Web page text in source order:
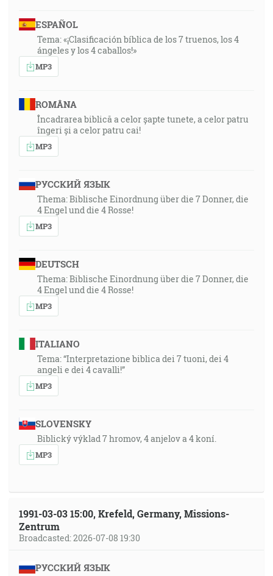
ESPAÑOL
Tema: «¡Clasificación bíblica de los 7 truenos, los 4
ángeles y los 4 caballos!»
MP3
ROMÂNA
Încadrarea biblică a celor șapte tunete, a celor patru
îngeri și a celor patru cai!
MP3
РУССКИЙ ЯЗЫК
Thema: Biblische Einordnung über die 7 Donner, die
4 Engel und die 4 Rosse!
MP3
DEUTSCH
Thema: Biblische Einordnung über die 7 Donner, die
4 Engel und die 4 Rosse!
MP3
ITALIANO
Tema: “Interpretazione biblica dei 7 tuoni, dei 4
angeli e dei 4 cavalli!”
MP3
SLOVENSKY
Biblický výklad 7 hromov, 4 anjelov a 4 koní.
MP3
1991-03-03 15:00, Krefeld, Germany, Missions-
Zentrum
Broadcasted: 2026-07-08 19:30
РУССКИЙ ЯЗЫК